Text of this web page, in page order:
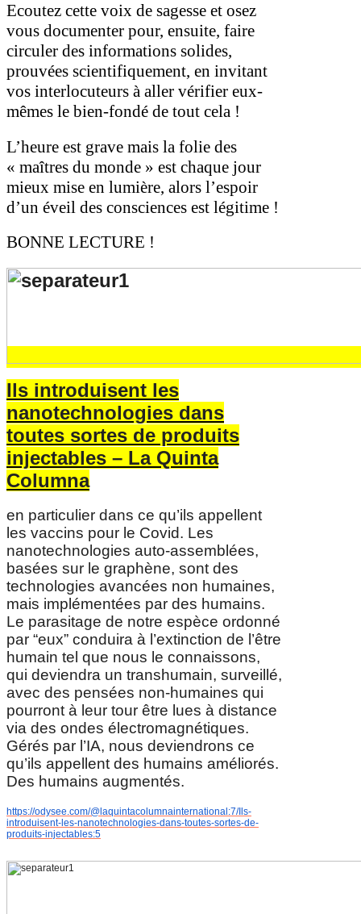
Ecoutez cette voix de sagesse et osez
vous documenter pour, ensuite, faire
circuler des informations solides,
prouvées scientifiquement, en invitant
vos interlocuteurs à aller vérifier eux-
mêmes le bien-fondé de tout cela !
L’heure est grave mais la folie des
« maîtres du monde » est chaque jour
mieux mise en lumière, alors l’espoir
d’un éveil des consciences est légitime !
BONNE LECTURE !
Ils introduisent les
nanotechnologies dans
toutes sortes de produits
injectables – La Quinta
Columna
en particulier dans ce qu’ils appellent
les vaccins pour le Covid. Les
nanotechnologies auto-assemblées,
basées sur le graphène, sont des
technologies avancées non humaines,
mais implémentées par des humains.
Le parasitage de notre espèce ordonné
par “eux” conduira à l’extinction de l’être
humain tel que nous le connaissons,
qui deviendra un transhumain, surveillé,
avec des pensées non-humaines qui
pourront à leur tour être lues à distance
via des ondes électromagnétiques.
Gérés par l’IA, nous deviendrons ce
qu’ils appellent des humains améliorés.
Des humains augmentés.
https://odysee.com/@laquintacolumnainternational:7/Ils-
introduisent-les-nanotechnologies-dans-toutes-sortes-de-
produits-injectables:5